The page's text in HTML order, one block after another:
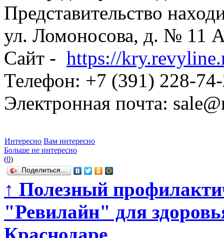
Представительство
ул. Ломоносова, д. № 11
Сайт - https://
Телефон: +7 (391) 228-
Электронная почта:
Интересно Вам интересно
Больше не интересно
(0)
Поделиться…
↑ Полезный
"Ревилайн" для